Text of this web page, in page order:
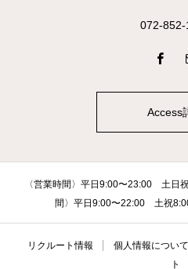
072-852-
Access
〈営業時間〉平日9:00〜23:00 土
間〉平日9:00〜22:00 土祝
リクルート情報 個人情報について
ト